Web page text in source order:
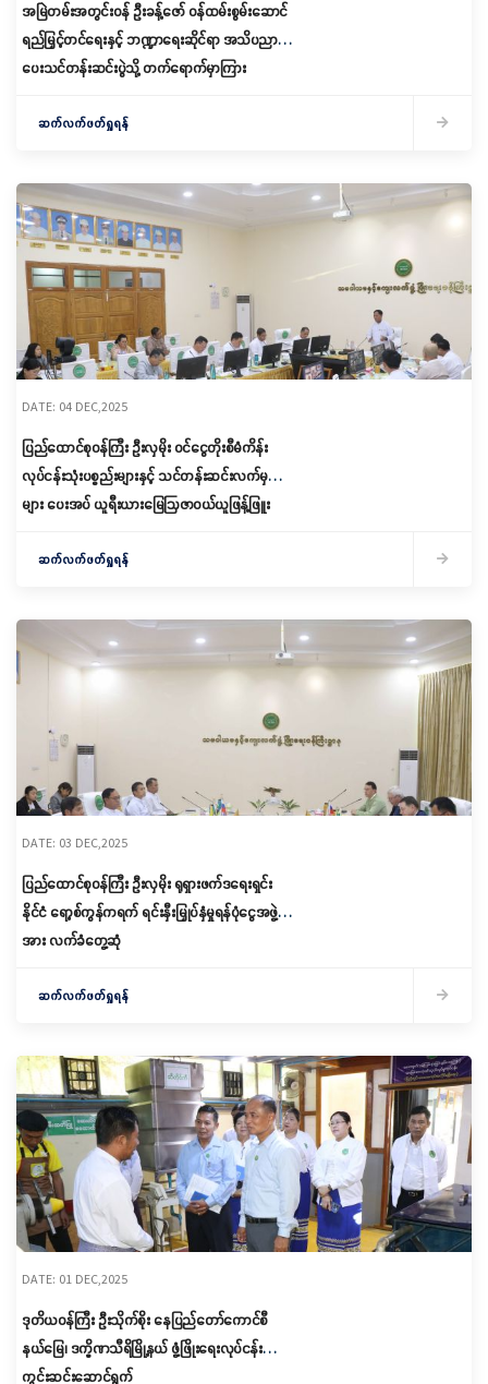
အမြဲတမ်းအတွင်းဝန် ဦးခန့်ဇော် ဝန်ထမ်းစွမ်းဆောင်
ရည်မြှင့်တင်ရေးနှင့် ဘဏ္ဍာရေးဆိုင်ရာ အသိပညာ
ပေးသင်တန်းဆင်းပွဲသို့ တက်ရောက်မှာကြား
ဆက်လက်ဖတ်ရှုရန်
DATE: 04 DEC,2025
ပြည်ထောင်စုဝန်ကြီး ဦးလှမိုး ဝင်ငွေတိုးစီမံကိန်း
လုပ်ငန်းသုံးပစ္စည်းများနှင့် သင်တန်းဆင်းလက်မှတ်
များ ပေးအပ် ယူရီးယားမြေဩဇာဝယ်ယူဖြန့်ဖြူး
တက်ရောက်
ဆက်လက်ဖတ်ရှုရန်
DATE: 03 DEC,2025
ပြည်ထောင်စုဝန်ကြီး ဦးလှမိုး ရုရှားဖက်ဒရေးရှင်း
နိုင်ငံ ရော့စ်ကွန်ကရက် ရင်းနှီးမြှုပ်နှံမှုရန်ပုံငွေအဖွဲ့
အား လက်ခံတွေ့ဆုံ
ဆက်လက်ဖတ်ရှုရန်
DATE: 01 DEC,2025
ဒုတိယဝန်ကြီး ဦးသိုက်စိုး နေပြည်တော်ကောင်စီ
နယ်မြေ၊ ဒက္ခိဏသီရိမြို့နယ် ဖွံ့ဖြိုးရေးလုပ်ငန်းများ
ကွင်းဆင်းဆောင်ရွက်